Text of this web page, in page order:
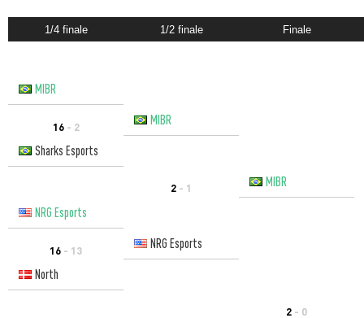
1/4 finale 1/2 finale Finale
MIBR
16- 2
MIBR
Sharks Esports
2 - 1
MIBR
NRG Esports
16 - 13
NRG Esports
North
2 - 0